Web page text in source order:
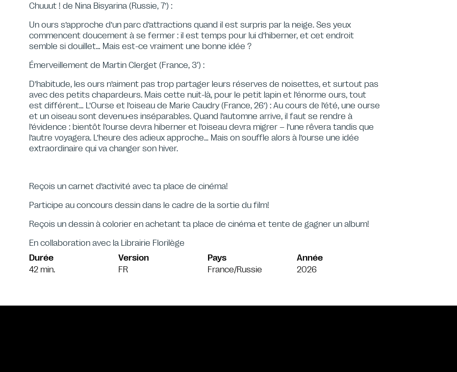
Chuuut ! de Nina Bisyarina (Russie, 7’) :
Un ours s’approche d’un parc d’attractions quand il est surpris par la neige. Ses yeux
commencent doucement à se fermer : il est temps pour lui d’hiberner, et cet endroit
semble si douillet… Mais est-ce vraiment une bonne idée ?
Émerveillement de Martin Clerget (France, 3′) :
D’habitude, les ours n’aiment pas trop partager leurs réserves de noisettes, et surtout pas
avec des petits chapardeurs. Mais cette nuit-là, pour le petit lapin et l’énorme ours, tout
est différent… L’Ourse et l’oiseau de Marie Caudry (France, 26’) : Au cours de l’été, une ourse
et un oiseau sont devenu·es inséparables. Quand l’automne arrive, il faut se rendre à
l’évidence : bientôt l’ourse devra hiberner et l’oiseau devra migrer – l’une rêvera tandis que
l’autre voyagera. L’heure des adieux approche… Mais on souffle alors à l’ourse une idée
extraordinaire qui va changer son hiver.
Reçois un carnet d’activité avec ta place de cinéma!
Participe au concours dessin dans le cadre de la sortie du film!
Reçois un dessin à colorier en achetant ta place de cinéma et tente de gagner un album!
En collaboration avec la Librairie Florilège
Durée
42 min.
Version
FR
Pays
France/Russie
Année
2026